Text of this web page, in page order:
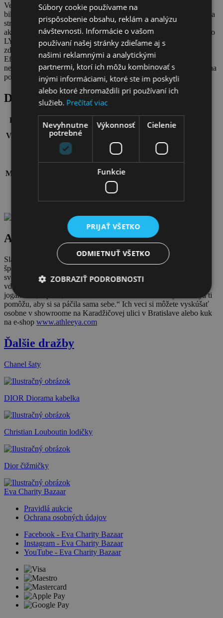
Veľmi sa nám páči táto slovenská športová značka! Dražíte si set
bikerky, legíny a podprsenka, ktoré spája najmä unikátny materiál a
strih. Ich verzatilný dizajn podčiarkne váš sexi imidž pri každej
aktivite. Simple legíny v lesklom SHINE materiáli obsahujú vlákno
LYCRA ® XTRA LIFE™, majú špeciálne vyvinutý strih, ktorý
zdôrazní vaše ženské krivky a pás spevnený vnútornou sieťkou.
Efektný lesklý povrch je jemný ako druhá koža, no zároveň
nepriehľadný a pružný s jemne vyhladzujúcim efektom. Maximálna
pohodlnosť, dlhá životnosť, vynikajúce krytie, nič nepresvitá.
Detaily
Farba:
nude
Veľkosť:
S (prípadne iná veľkosť podľa dohody a aktuálnych
zásob)
Materiál:
legíny a bikerky 79 % polyamid, 21 % elastan –
LYCRA® XTRA LIFE™. Vnútorná sieťka: 80 %
polyamid, 20 % elastan. Podprsenka hlavný materiál:
LIFE™, podšívka: 90 % recyklovaný polyamid, 10 %
Athleeya
Slavka a Petra vytvorili svoju originálnu slowfashion značku
športového oblečenia pre každú ženu, pretože veria, že všetky vo
svojom vnútri ŽIARIME. „Naším poslaním je túto žiaru nájsť a
vďaka Athleeya kúskom ju ukázať svetu. Zažiar každý deň. Na
jogamatke, v práci, na večeri v meste. Verzatilné kúsky Athleeya ti
pomôžu, aby si sa páčila sama sebe.“ Ich veci si môžete vyskúšať
osobne v showroome na Karadžičovej ulici v Bratislave alebo kuk
na e-shop www.athleeya.com
Ďalšie dražby
Chanel šaty
DIOR Diorama kabelka
Christian Louboutin lodičky
Dior čižmičky
Eva Charity Bazaar
Pravidlá aukcie
Ochrana osobných údajov
Facebook - Eva Charity Bazaar
Instagram - Eva Charity Bazaar
YouTube - Eva Charity Bazaar
Súbory cookie používame na
prispôsobenie obsahu, reklám a analýzu
návštevnosti. Informácie o vašom
používaní našej stránky zdieľame aj s
našimi reklamnými a analytickými
partnermi, ktorí ich môžu kombinovať s
inými informáciami, ktoré ste im poskytli
alebo ktoré zhromaždili pri používaní ich
služieb. Prečítať viac
Nevyhnutne
potrebné
Výkonnosť Cielenie
Funkcie
PRIJAŤ VŠETKO
ODMIETNUŤ VŠETKO
ZOBRAZIŤ PODROBNOSTI